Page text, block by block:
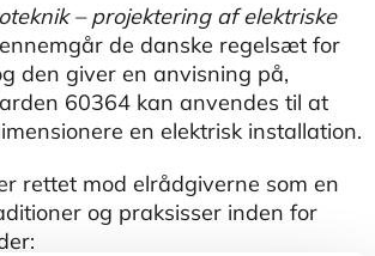
– projektering af elektriske
de danske regelsæt for
den giver en anvisning på,
60364 kan anvendes til at
en elektrisk installation.
rettet mod elrådgiverne som en
og praksisser inden for